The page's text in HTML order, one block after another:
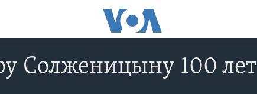
Солженицыну 100 лет